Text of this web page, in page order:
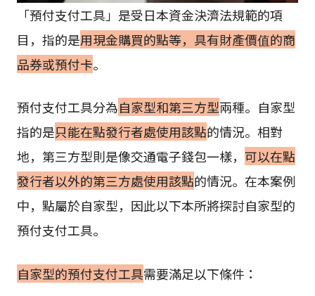
「預付支付工具」是受日本資金決濟法規範的項
目，指的是用現金購買的點等，具有財產價值的商
品券或預付卡。
預付支付工具分為自家型和第三方型兩種。自家型
指的是只能在點發行者處使用該點的情況。相對
地，第三方型則是像交通電子錢包一樣， 可以在點
發行者以外的第三方處使用該點的情況。在本案例
中，點屬於自家型，因此以下本所將探討自家型的
預付支付工具。
自家型的預付支付工具需要滿足以下條件：